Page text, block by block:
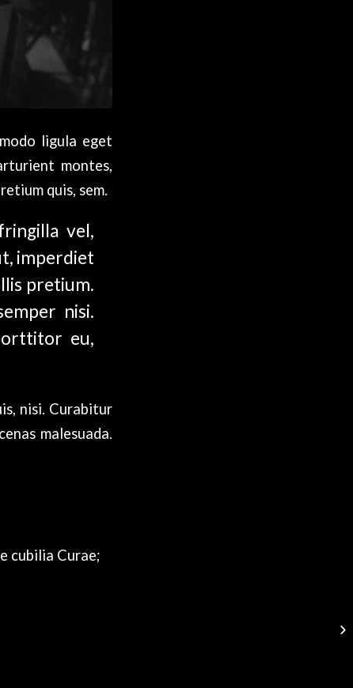
ligula eget
montes,
quis, sem.
vel,
imperdiet
pretium.
nisi.
eu,
nisi. Curabitur
malesuada.
cubilia Curae;